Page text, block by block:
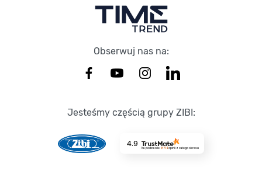
Obserwuj nas na:
Jesteśmy częścią grupy ZIBI:
4.9
Na podstawie 8714opinii z całego okresu